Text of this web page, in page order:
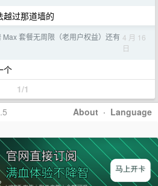
越过那道墙的
Max 套餐无周限（老用户权益）还有 4 月 16
日
个
1/1
About · Language